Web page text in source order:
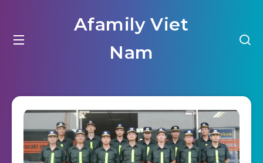
Afamily Viet
Nam